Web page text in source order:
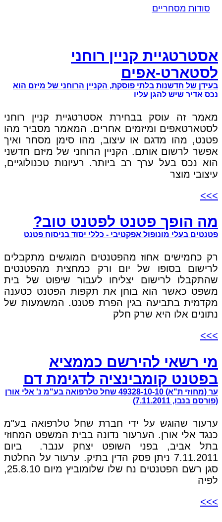
סודות מסחריים
אסטרטגיית קניין רוחני
לסטארט-אפים
בעידן של חדשנות בלתי פוסקת, הקניין הרוחני של מיזם הוא
נכס אדיר שיש להגן עליו
מאמר זה עוסק בבחירת אסטרטגיית קניין רוחני
לסטארטאפים ומיזמים אחרים. המאמר מסביר מהו
פטנט, מהו מדגם או עיצוב, מהו סימן מסחר ואיך
אפשר לרשום אותם. הקניין הרוחני של מיזם חדשני
הוא נכס בעל ערך רב ביותר. רעיונות טכנולוגיים,
עיצובי מוצר
>>>
מה הופך פטנט לפטנט טוב?
פטנטים בעלי מונופול אפקטיבי - כללי יסוד בניסוח פטנט
רק כחמישים אחוז מהפטנטים המוגשים מתקבלים
לרישום בסופו של יום ורק כמחצית מהפטנטים
שהתקבלו לרישום יצליחו לעבור שיפוט של בית
משפט כאשר הוא בוחן את תקפות הפטנט כטענה
מקדמית בתביעה בגין הפרת פטנט. המשמעות של
נתונים אלו היא שרק חלק
>>>
מי רשאי להירשם כממציא
בפטנט קומבינציה לדגימת דם
ער (מחוזי ת"א) 49328-10-10 שחל טלרפואה בע"מ נ' אלי אורן
(פורסם בנבו, 7.11.2011)
ערעור שהוגש על ידי חברת שחל טלרפואה בע"מ
כנגד אלי אורן. הערעור נדונה בבית המשפט המחוזי
בתל אביב, בפני השופט יצחק ענבר. ביום
7.11.2011 ניתן פסק הדין בתיק. ערעור על החלטת
סגן רשם הפטנטים נח שלו שלומוביץ מיום 25.8.10,
לפיה
>>>